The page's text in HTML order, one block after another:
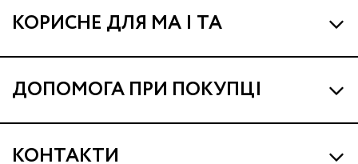
КОРИСНЕ ДЛЯ МА І ТА
Про МА та Маминих Асистентів
Програма Ма Кешбек
Ма Клуб
ДОПОМОГА ПРИ ПОКУПЦІ
Наші магазини
Доставка і оплата
КОНТАКТИ